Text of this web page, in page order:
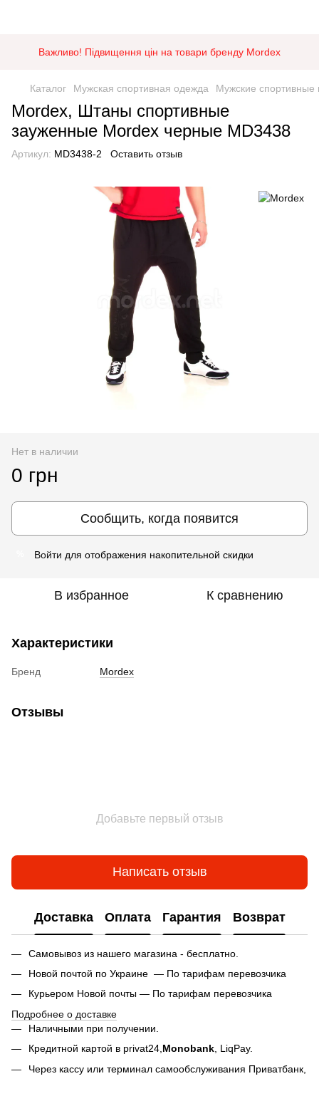
Важливо! Підвищення цін на товари бренду Mordex
Каталог Мужская спортивная одежда Мужские
Mordex, Штаны спортивные
зауженные Mordex черные MD3438
Артикул: MD3438-2 Оставить отзыв
Нет в наличии
0 грн
Сообщить, когда появится
Войти для отображения накопительной скидки
В избранное К сравнению
Характеристики
Бренд Mordex
Отзывы
Добавьте первый отзыв
Написать отзыв
Доставка Оплата Гарантия Возврат
Самовывоз из нашего магазина - бесплатно.
Новой почтой по Украине — По тарифам перевозчика
Курьером Новой почты — По тарифам перевозчика
Подробнее о доставке
Наличными при получении.
Кредитной картой в privat24, Monobank LiqPay.
Через кассу или терминал самообслуживания Приватбанк,